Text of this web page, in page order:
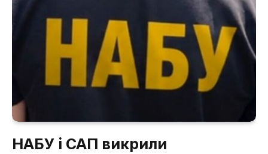
НАБУ і САП викрили